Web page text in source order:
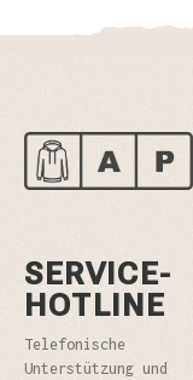
SERVICE-
HOTLINE
Telefonische
Unterstützung und